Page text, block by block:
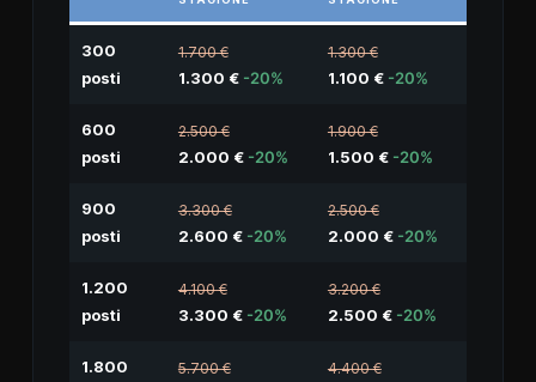
300
posti
1.700 €
1.300 € -20%
1.300 €
1.100 € -20%
600
posti
2.500 €
2.000 € -20%
1.900 €
1.500 € -20%
900
posti
3.300 €
2.600 € -20%
2.500 €
2.000 € -20%
1.200
posti
4.100 €
3.300 € -20%
3.200 €
2.500 € -20%
1.800
5.700 € 4.400 €